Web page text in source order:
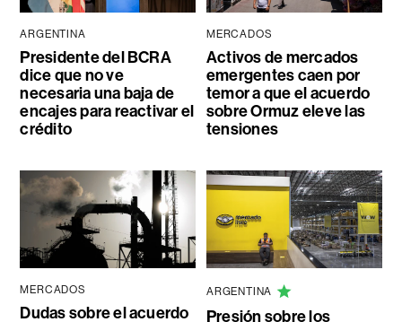
ARGENTINA
Presidente del BCRA
dice que no ve
necesaria una baja de
encajes para reactivar el
crédito
MERCADOS
Activos de mercados
emergentes caen por
temor a que el acuerdo
sobre Ormuz eleve las
tensiones
MERCADOS
Dudas sobre el acuerdo
ARGENTINA
Presión sobre los